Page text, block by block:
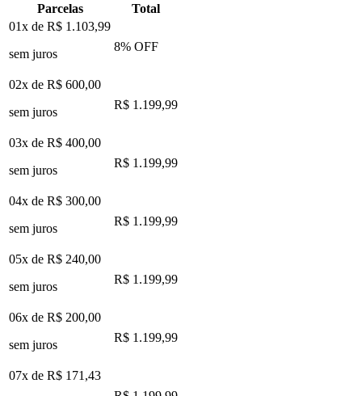
Parcelas
Total
01x de R$ 1.103,99
sem juros
8% OFF
02x de R$ 600,00
sem juros
R$ 1.199,99
03x de R$ 400,00
sem juros
R$ 1.199,99
04x de R$ 300,00
sem juros
R$ 1.199,99
05x de R$ 240,00
sem juros
R$ 1.199,99
06x de R$ 200,00
sem juros
R$ 1.199,99
07x de R$ 171,43